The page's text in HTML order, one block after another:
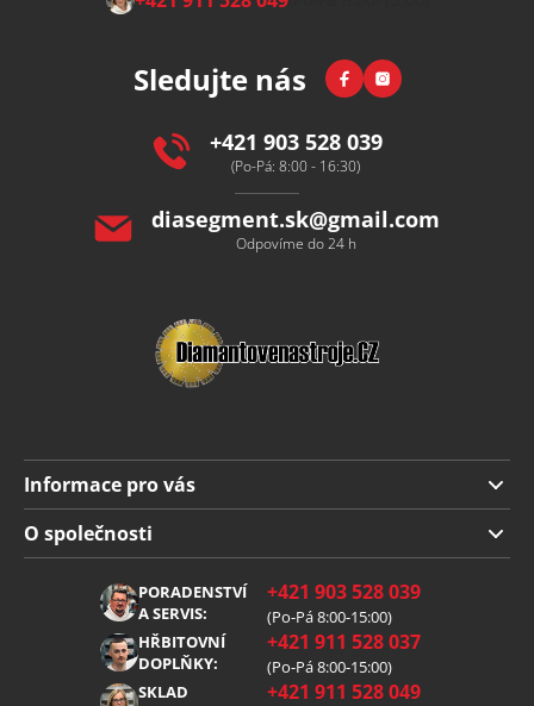
Sledujte nás FacebookInstagram
+421 903 528 039
(Po-Pá: 8:00 - 16:30)
diasegment.sk@gmail.com
Odpovíme do 24 h
Informace pro vás
Doprava a platba
Obchodní podmínky
Reklamace
Zpracování osobních údajů
O společnosti
PORADENSTVÍ
A SERVIS:
+421 903 528 039
(Po-Pá 8:00-15:00)
HŘBITOVNÍ
DOPLŇKY:
+421 911 528 037
(Po-Pá 8:00-15:00)
SKLAD
+421 911 528 049